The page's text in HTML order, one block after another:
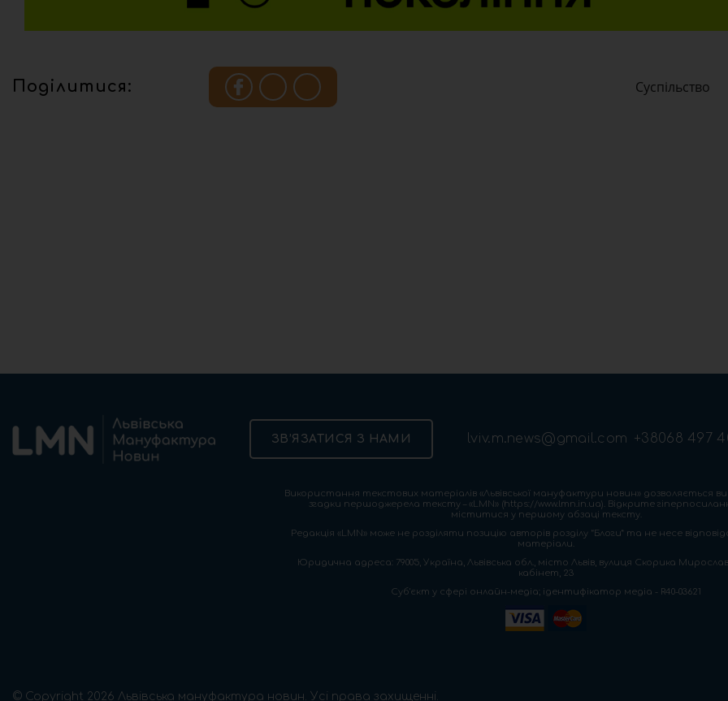
Поділитися: Суспільство
ЗВ’ЯЗАТИСЯ З НАМИ lviv.m.news@gmail.com +38068 497
Використання текстових матеріалів «Львівської мануфактури новин» дозволяється
згадки першоджерела тексту – «LMN» (https://www.lmn.in.ua). Відкрите
міститися у першому абзаці тексту.
Редакція «LMN» може не розділяти позицію авторів розділу “Блоги” та не несе
матеріали.
Юридична адреса: 79005, Україна, Львівська обл., місто Львів, вулиця Скорика
кабінет, 23
Cуб'єкт у сфері онлайн-медіа; ідентифікатор медіа - R40-03621
© Copyright 2026 Львівська мануфактура новин. Усі права захищенні.